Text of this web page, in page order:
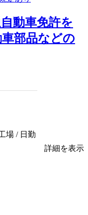
動車免許を
部品などの
場 / 日勤
詳細を表示